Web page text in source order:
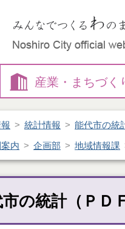
産業・ まちづく
統計情報 能代市の統
内 企画部 地域情報課
の統計（ＰＤＦ